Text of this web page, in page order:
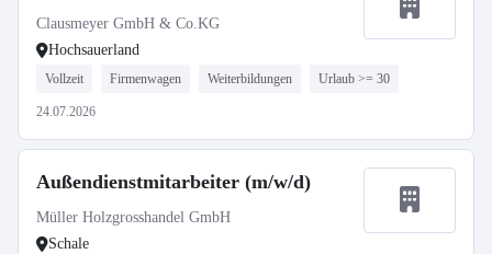
Clausmeyer GmbH & Co.KG
Hochsauerland
Vollzeit Firmenwagen Weiterbildungen Urlaub >= 30
24.07.2026
Außendienstmitarbeiter (m/w/d)
Müller Holzgrosshandel GmbH
Schale